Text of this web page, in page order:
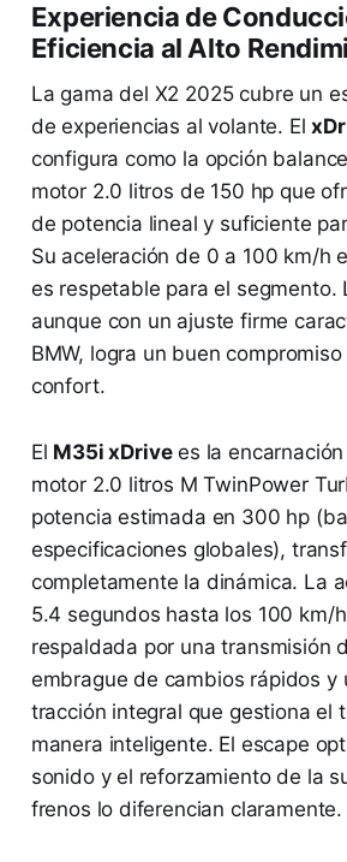
Experiencia de
Eficiencia al Alto
La gama del X2 2025 cubre un
de experiencias al volante. El
configura como la opción
motor 2.0 litros de 150 hp que
de potencia lineal y suficiente
Su aceleración de 0 a 100 km/h
es respetable para el segmento.
aunque con un ajuste firme
BMW, logra un buen
confort.
El M35i xDrivees la
motor 2.0 litros M TwinPower
potencia estimada en 300 hp
especificaciones globales),
completamente la dinámica. La
5.4 segundos hasta los 100 km/
respaldada por una transmisión
embrague de cambios rápidos y
tracción integral que gestiona el
manera inteligente. El escape
sonido y el reforzamiento de la
frenos lo diferencian claramente.